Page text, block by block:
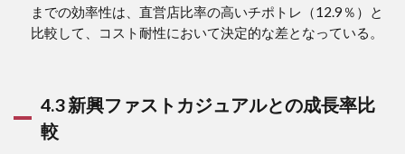
までの効率性は、直営店比率の高いチポトレ（12.9％）と
比較して、コスト耐性において決定的な差となっている。
4.3 新興ファストカジュアルとの成長率比
較